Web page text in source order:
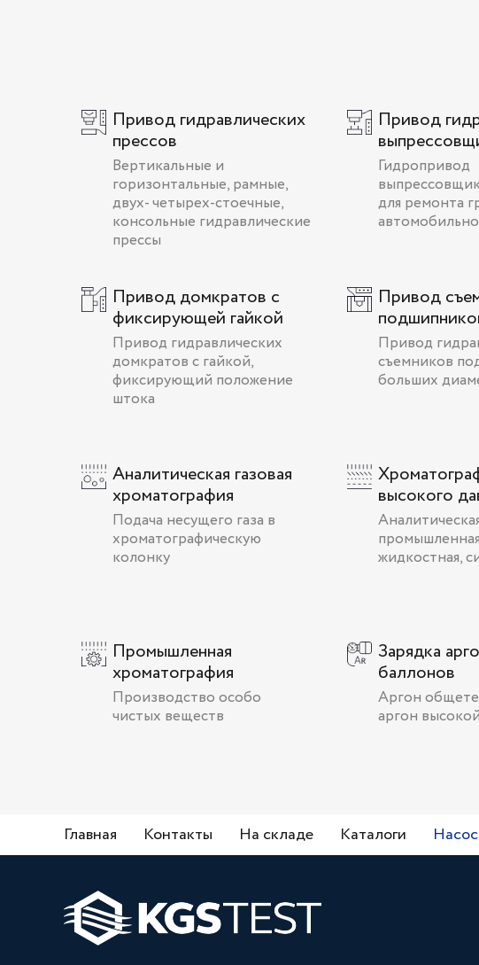
Привод гидравлических
прессов
Вертикальные и
горизонтальные, рамные,
двух- четырех-стоечные,
консольные гидравлические
прессы
Привод
Гидропривод
для ремонта
Привод домкратов с
фиксирующей гайкой
Привод гидравлических
домкратов с гайкой,
фиксирующий положение
штока
Привод
Привод
съемников
больших
Аналитическая газовая
хроматография
Подача несущего газа в
хроматографическую
колонку
высокого
жидкостная,
Промышленная
хроматография
Производство особо
чистых веществ
Зарядка
баллонов
Аргон
аргон
Главная Контакты На складе Каталоги